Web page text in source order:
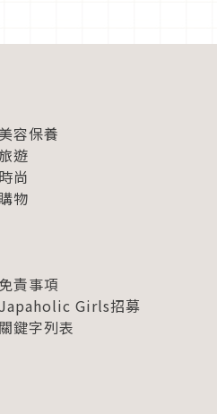
距離、可以逛到歷史景點的
美容保養
遊
時尚
物
免責事項
Japaholic Girls招募
關鍵字列表